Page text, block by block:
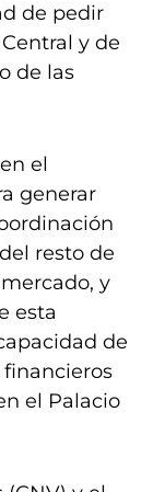
de pedir
y de
de las
el
generar
resto de
y
esta
de
el Palacio